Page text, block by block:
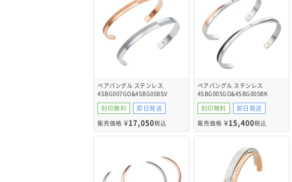
ペアバングル ステンレス
4SBG007GO&4SBG008SV
刻印無料 即日発送
販売価格 ¥17,050税込
ペアバングル ステンレス
4SBG005GO&4SBG005BK
刻印無料 即日発送
販売価格 ¥15,400税込